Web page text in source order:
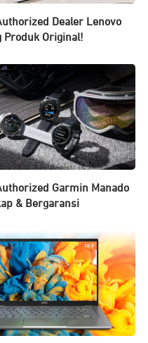
Dealer Lenovo
Produk Original!
Garmin Manado
& Bergaransi